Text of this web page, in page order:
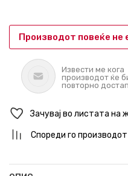
Производот повеќе не
Извести ме кога
производот ќе
повторно
Зачувај во листата на
Спореди го производот